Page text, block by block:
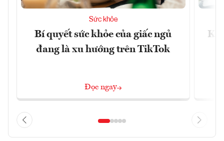
Sức khỏe
Bí quyết sức khỏe của giấc ngủ
đang là xu hướng trên TikTok
Đọc ngay